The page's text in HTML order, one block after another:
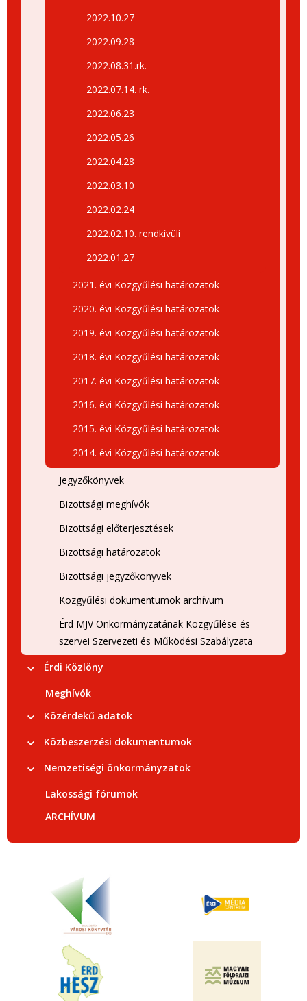
2022.10.27
2022.09.28
2022.08.31.rk.
2022.07.14. rk.
2022.06.23
2022.05.26
2022.04.28
2022.03.10
2022.02.24
2022.02.10. rendkívüli
2022.01.27
2021. évi Közgyűlési határozatok
2020. évi Közgyűlési határozatok
2019. évi Közgyűlési határozatok
2018. évi Közgyűlési határozatok
2017. évi Közgyűlési határozatok
2016. évi Közgyűlési határozatok
2015. évi Közgyűlési határozatok
2014. évi Közgyűlési határozatok
Jegyzőkönyvek
Bizottsági meghívók
Bizottsági előterjesztések
Bizottsági határozatok
Bizottsági jegyzőkönyvek
Közgyűlési dokumentumok archívum
Érd MJV Önkormányzatának Közgyűlése és
szervei Szervezeti és Működési Szabályzata
Érdi Közlöny
Meghívók
Közérdekű adatok
Közbeszerzési dokumentumok
Nemzetiségi önkormányzatok
Lakossági fórumok
ARCHÍVUM